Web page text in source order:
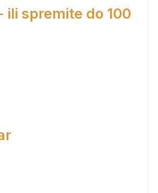
ili spremite do 100